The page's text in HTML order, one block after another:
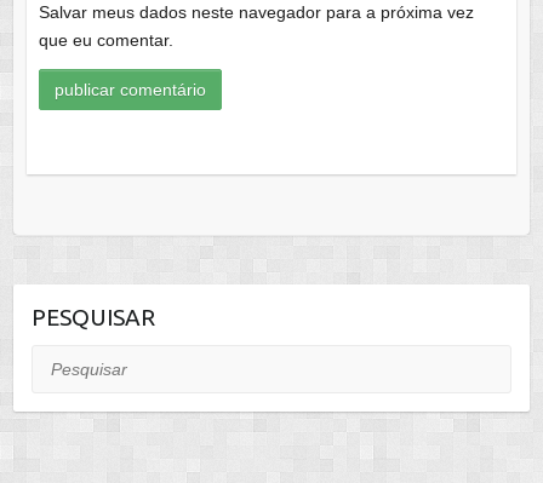
Salvar meus dados neste navegador para a próxima vez
que eu comentar.
PESQUISAR
Pesquisar